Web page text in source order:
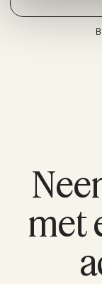
met